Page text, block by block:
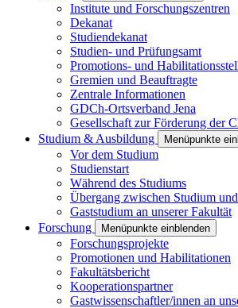
Institute und Forschungszentren
Dekanat
Studiendekanat
Studien- und Prüfungsamt
Promotions- und
Gremien und Beauftragte
Zentrale Informationen
GDCh-Ortsverband Jena
Gesellschaft zur Förderung der
Studium & Ausbildung
Menüpunkte
Vor dem Studium
Studienstart
Während des Studiums
Übergang zwischen Studium
Gaststudium an unserer Fakultät
Forschung
Menüpunkte einblenden
Forschungsprojekte
Promotionen und Habilitationen
Fakultätsbericht
Kooperationspartner
Gastwissenschaftler/innen an